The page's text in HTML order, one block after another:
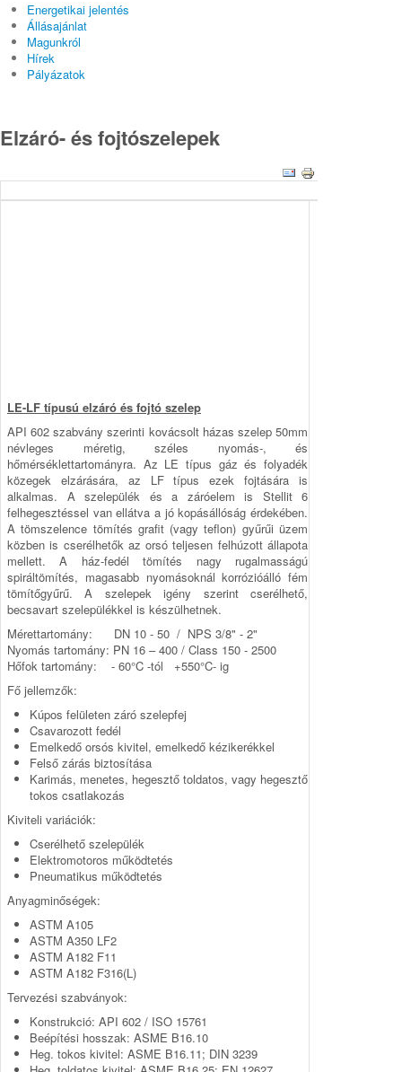
Energetikai jelentés
Állásajánlat
Magunkról
Hírek
Pályázatok
Elzáró- és fojtószelepek
LE-LF típusú elzáró és fojtó szelep
API 602 szabvány szerinti kovácsolt házas szelep 50mm
név­leges méretig, széles nyomás-, és
hőmérséklettartományra. Az LE típus gáz és folyadék
közegek elzárására, az LF típus ezek fojtására is
alkalmas. A szelepülék és a záróelem is Stel­lit 6
felhegesztéssel van ellátva a jó kopásállóság érdeké­ben.
A tömszelence tömítés grafit (vagy teflon) gyűrűi üzem
köz­ben is cserélhetők az orsó teljesen felhúzott állapota
mel­lett. A ház-fedél tömítés nagy rugalmasságú
spiráltömítés, maga­sabb nyomásoknál korrózióálló fém
tömítőgyűrű. A sze­lepek igény szerint cserélhető,
becsavart szelepülékkel is készülhetnek.
Mérettartomány: DN 10 - 50 / NPS 3/8" - 2"
Nyomás tartomány: PN 16 – 400 / Class 150 - 2500
Hőfok tartomány: - 60°C -tól +550°C- ig
Fő jellemzők:
Kúpos felületen záró szelepfej
Csavarozott fedél
Emelkedő orsós kivitel, emelkedő kézikerékkel
Felső zárás biztosítása
Karimás, menetes, hegesztő toldatos, vagy hegesztő
tokos csatlakozás
Kiviteli variációk:
Cserélhető szelepülék
Elektromotoros működtetés
Pneumatikus működtetés
Anyagminőségek:
ASTM A105
ASTM A350 LF2
ASTM A182 F11
ASTM A182 F316(L)
Tervezési szabványok:
Konstrukció: API 602 / ISO 15761
Beépítési hosszak: ASME B16.10
Heg. tokos kivitel: ASME B16.11; DIN 3239